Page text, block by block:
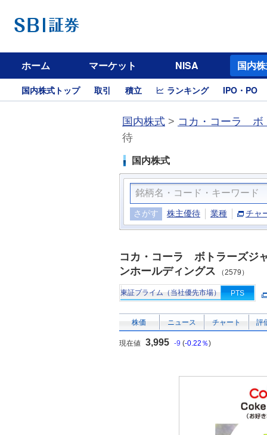
ホーム マーケット NISA 国内
国内株式トップ 取引 積立 ランキング IPO・PO
国内株式 > コカ・コーラ ボ
待
国内株式
さがす 株主優待 業種 チャ
コカ・コーラ ボトラーズジ
ンホールディングス （2579）
東証プライム（当社優先市場） PTS
株価 ニュース チャート 評
現在値 3,995 -9 (-0.22％)